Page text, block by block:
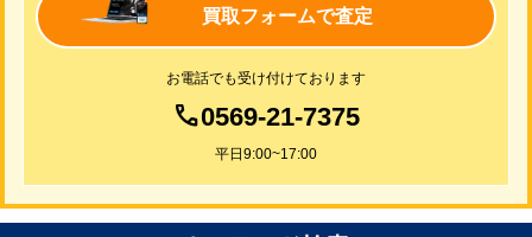
買取フォームで査定
お電話でも受け付けております
0569-21-7375
平日9:00~17:00